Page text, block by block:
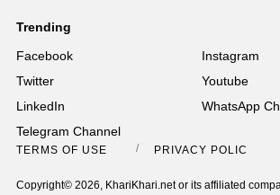
Trending
Facebook
Instagram
Twitter
Youtube
LinkedIn
WhatsApp
Telegram Channel
TERMS OF USE PRIVACY POLICY
Copyright© 2026, KhariKhari.net or its affiliated